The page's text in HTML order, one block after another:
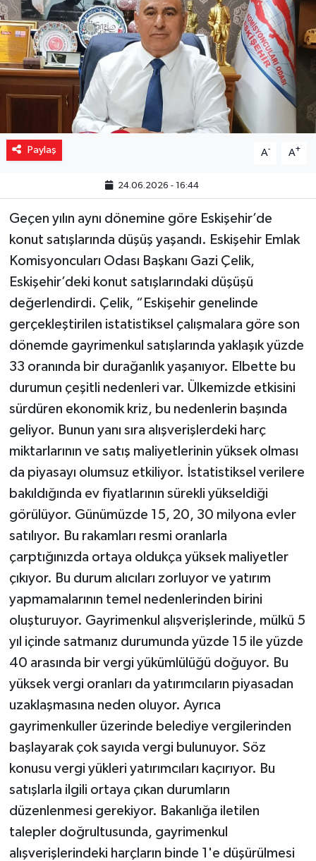
Paylaş A- A+
24.06.2026 - 16:44
Geçen yılın aynı dönemine göre Eskişehir’de
konut satışlarında düşüş yaşandı. Eskişehir Emlak
Komisyoncuları Odası Başkanı Gazi Çelik,
Eskişehir’deki konut satışlarındaki düşüşü
değerlendirdi. Çelik, “Eskişehir genelinde
gerçekleştirilen istatistiksel çalışmalara göre son
dönemde gayrimenkul satışlarında yaklaşık yüzde
33 oranında bir durağanlık yaşanıyor. Elbette bu
durumun çeşitli nedenleri var. Ülkemizde etkisini
sürdüren ekonomik kriz, bu nedenlerin başında
geliyor. Bunun yanı sıra alışverişlerdeki harç
miktarlarının ve satış maliyetlerinin yüksek olması
da piyasayı olumsuz etkiliyor. İstatistiksel verilere
bakıldığında ev fiyatlarının sürekli yükseldiği
görülüyor. Günümüzde 15, 20, 30 milyona evler
satılıyor. Bu rakamları resmi oranlarla
çarptığınızda ortaya oldukça yüksek maliyetler
çıkıyor. Bu durum alıcıları zorluyor ve yatırım
yapmamalarının temel nedenlerinden birini
oluşturuyor. Gayrimenkul alışverişlerinde, mülkü 5
yıl içinde satmanız durumunda yüzde 15 ile yüzde
40 arasında bir vergi yükümlülüğü doğuyor. Bu
yüksek vergi oranları da yatırımcıların piyasadan
uzaklaşmasına neden oluyor. Ayrıca
gayrimenkuller üzerinde belediye vergilerinden
başlayarak çok sayıda vergi bulunuyor. Söz
konusu vergi yükleri yatırımcıları kaçırıyor. Bu
satışlarla ilgili ortaya çıkan durumların
düzenlenmesi gerekiyor. Bakanlığa iletilen
talepler doğrultusunda, gayrimenkul
alışverişlerindeki harçların binde 1'e düşürülmesi